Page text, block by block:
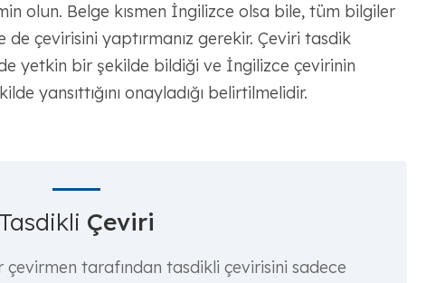
olun. Belge kısmen İngilizce olsa bile, tüm bilgiler
çevirisini yaptırmanız gerekir. Çeviri tasdik
yetkin bir şekilde bildiği ve İngilizce çevirinin
yansıttığını onayladığı belirtilmelidir.
Tasdikli Çeviri
tarafından tasdikli çevirisini sadece